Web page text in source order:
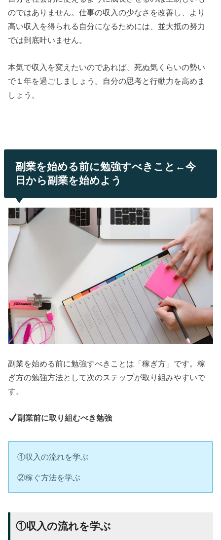
のではありません。仕事の収入の少なさを改善し、より
高い収入を得られる自分になるためには、並大抵の努力
では到底叶いません。
本気で収入を変えたいのであれば、死ぬ気くらいの勢い
で１年を過ごしましょう。自分の思考と行動力を高めま
しょう。
副業を始める前に勉強すべきこと←今
日から副業を始めよう
副業を始める前に勉強すべきことは「稼ぎ方」です。稼
ぎ方の勉強方法として次のステップが取り組みやすいで
す。
副業前に取り組むべき勉強
①収入の流れを学ぶ
②稼ぐ方法を学ぶ
①収入の流れを学ぶ